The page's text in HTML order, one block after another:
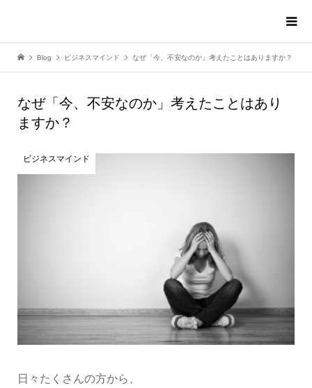
Blog ビジネスマインド なぜ「今、不安なのか」考えたことはありますか？
なぜ「今、不安なのか」考えたことはあり
ますか？
ビジネスマインド
日々たくさんの方から、